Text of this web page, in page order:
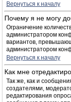
Вернуться к началу
Почему я не могу
Ограничение
администратором
вариантов,
администратором
Вернуться к началу
Как мне
Так же, как и
создателями,
редактирования